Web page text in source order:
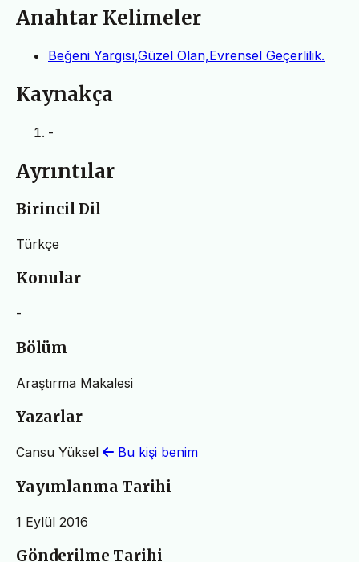
Anahtar Kelimeler
Beğeni Yargısı,Güzel Olan,Evrensel Geçerlilik.
Kaynakça
-
Ayrıntılar
Birincil Dil
Türkçe
Konular
-
Bölüm
Araştırma Makalesi
Yazarlar
Cansu Yüksel Bu kişi benim
Yayımlanma Tarihi
1 Eylül 2016
Gönderilme Tarihi